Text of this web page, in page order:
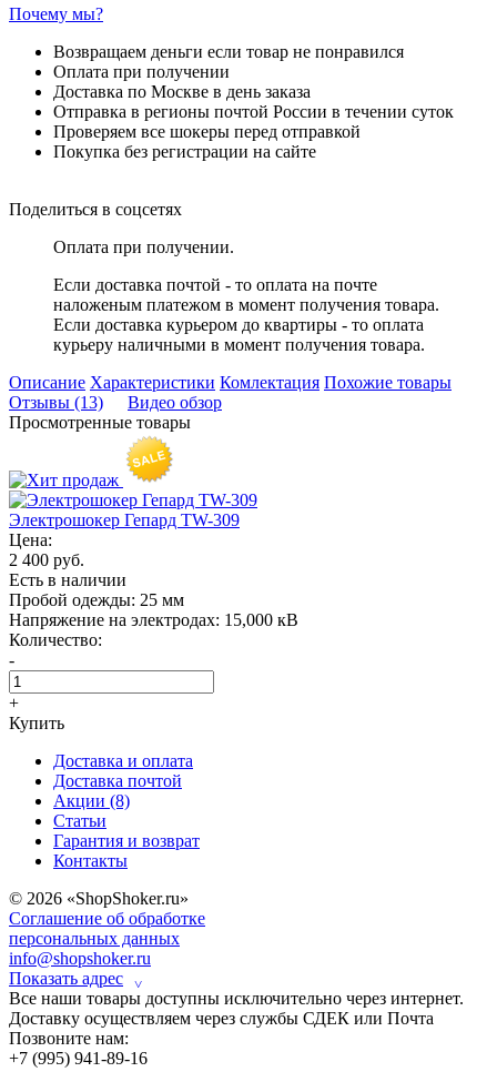
Почему мы?
Возвращаем деньги если товар не понравился
Оплата при получении
Доставка по Москве в день заказа
Отправка в регионы почтой России в течении суток
Проверяем все шокеры перед отправкой
Покупка без регистрации на сайте
Поделиться в соцсетях
Оплата при получении.
Если доставка почтой - то оплата на почте
наложеным платежом в момент получения товара.
Если доставка курьером до квартиры - то оплата
курьеру наличными в момент получения товара.
Описание Характеристики Комлектация Похожие товары
Отзывы (13)
Видео обзор
Просмотренные товары
Электрошокер Гепард TW-309
Цена:
2 400 руб.
Есть в наличии
Пробой одежды: 25 мм
Напряжение на электродах: 15,000 кВ
Количество:
-
+
Купить
Доставка и оплата
Доставка почтой
Акции (8)
Статьи
Гарантия и возврат
Контакты
© 2026 «ShopShoker.ru»
Соглашение об обработке
персональных данных
info@shopshoker.ru
Показать адрес
˅
Все наши товары доступны исключительно через интернет.
Доставку осуществляем через службы СДЕК или Почта
Позвоните нам:
+7 (995) 941-89-16